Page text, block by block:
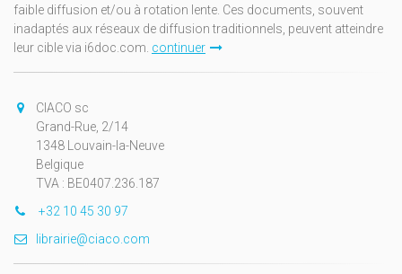
faible diffusion et/ou à rotation lente. Ces documents, souvent
inadaptés aux réseaux de diffusion traditionnels, peuvent atteindre
leur cible via i6doc.com. continuer
CIACO sc
Grand-Rue, 2/14
1348 Louvain-la-Neuve
Belgique
TVA : BE0407.236.187
+32 10 45 30 97
librairie@ciaco.com